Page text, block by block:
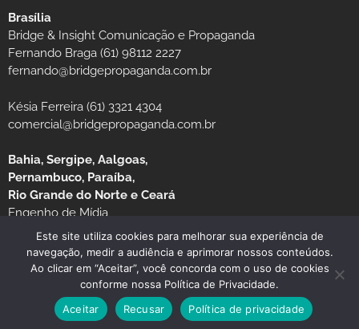
Brasília
Bridge & Insight Comunicação e Propaganda
Fernando Braga (61) 98112 2227
fernando@bridgepropaganda.com.br
Késia Ferreira (61) 3321 4304
comercial@bridgepropaganda.com.br
Bahia, Sergipe, Aalgoas,
Pernambuco, Paraíba,
Rio Grande do Norte e Ceará
Engenho de Mídia
Luciano Moura (81) 99939-0235 / (81) 3126-8181
© Copyright 2026 JORNAL MG TURISMO
Este site utiliza cookies para melhorar sua experiência de
navegação, medir a audiência e aprimorar nossos conteúdos.
Ao clicar em “Aceitar”, você concorda com o uso de cookies
conforme nossa Política de Privacidade.
Aceitar
Recusar Política de privacidade